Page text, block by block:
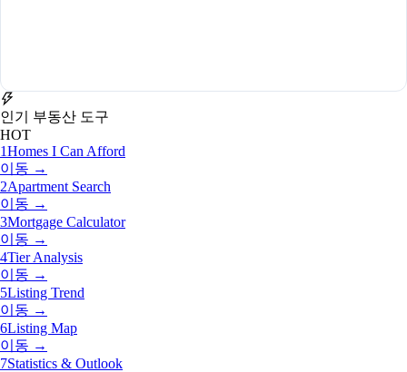
인기 부동산 도구
HOT
1Homes I Can Afford
이동 →
2Apartment Search
이동 →
3Mortgage Calculator
이동 →
4Tier Analysis
이동 →
5Listing Trend
이동 →
6Listing Map
이동 →
7Statistics & Outlook